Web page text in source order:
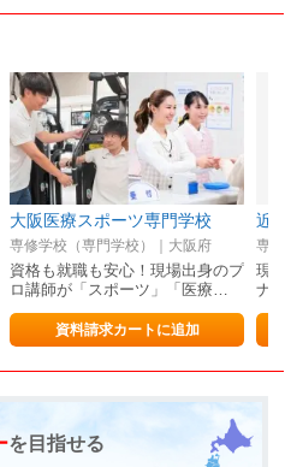
大阪医療スポーツ専門学校
専修学校（専門学校）｜大阪府
資格も就職も安心！現場出身のプ
ロ講師が「スポーツ」「医療…
資料請求カートに追加
近
専
現
ナ
を目指せる